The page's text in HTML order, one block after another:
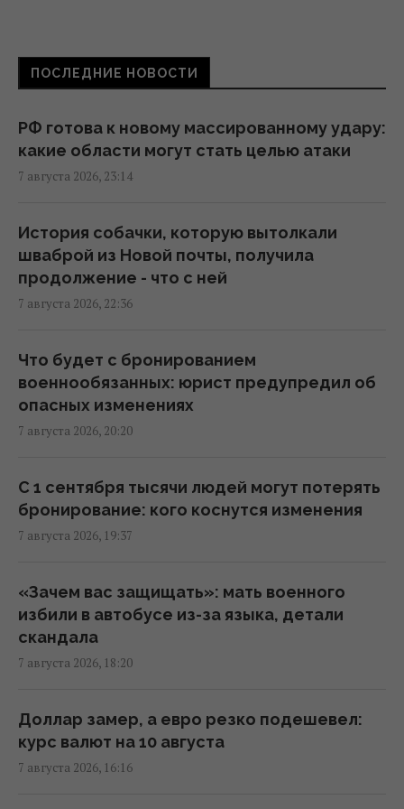
первого официального визита
19:52 пятница, 07 августа 2026
Дипломатическое контрнаступление
Украины на Вашингтон захлебнулось, – The
База ФСБ, корабли и ЗРК "Бук": Мадяр
раскрыл результаты ударов по
Зеленский впервые поедет с официальным
визитом в Сербию: названа дата
Россия ударила по футбольному стадиону
"Черноморец" в Одессе, есть раненые
Дроны уже полдня атакуют Крым: ГУР
провел "морской парад" в Ялте
"Будет волна банкротства": разгром
складов Wildberries больно бьет по РФ, -
ПОСЛЕДНИЕ НОВОСТИ
РФ готова к новому массированному удару:
какие области могут стать целью атаки
7 августа 2026, 23:14
История собачки, которую вытолкали
шваброй из Новой почты, получила
продолжение - что с ней
7 августа 2026, 22:36
Что будет с бронированием
военнообязанных: юрист предупредил об
опасных изменениях
7 августа 2026, 20:20
С 1 сентября тысячи людей могут потерять
бронирование: кого коснутся изменения
7 августа 2026, 19:37
«Зачем вас защищать»: мать военного
избили в автобусе из-за языка, детали
скандала
7 августа 2026, 18:20
Доллар замер, а евро резко подешевел:
курс валют на 10 августа
7 августа 2026, 16:16